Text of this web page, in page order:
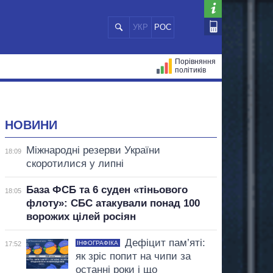
УКР РОС
Порівняння
політиків
НОВИНИ
18:09
Міжнародні резерви України
скоротилися у липні
18:05
База ФСБ та 6 суден «тіньового
флоту»: СБС атакували понад 100
ворожих цілей росіян
17:52 ІНФОГРАФІКА
Дефіцит пам’яті:
як зріс попит на чипи за
останні роки і що